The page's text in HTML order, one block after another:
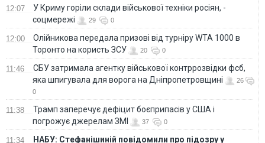
12:07
У Криму горіли склади військової техніки росіян, -
соцмережі
29 0
12:00
Олійникова передала призові від турніру WTA 1000 в
Торонто на користь ЗСУ
20 0
11:46
СБУ затримала агентку військової контррозвідки фсб,
яка шпигувала для ворога на Дніпропетровщині
26
0
11:38
Трамп заперечує дефіцит боєприпасів у США і
погрожує джерелам ЗМІ
37 0
11:34
НАБУ: Стефанішиній повідомили про підозру у